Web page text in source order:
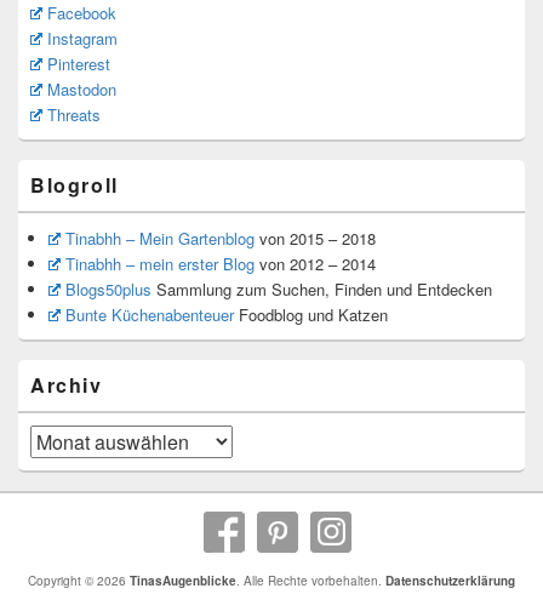
Facebook
Instagram
Pinterest
Mastodon
Threats
Blogroll
Tinabhh – Mein Gartenblogvon 2015 – 2018
Tinabhh – mein erster Blogvon 2012 – 2014
Blogs50plus Sammlung zum Suchen, Finden und Entdecken
Bunte KüchenabenteuerFoodblog und Katzen
Archiv
Archiv
Copyright © 2026 TinasAugenblicke. Alle Rechte vorbehalten. Datenschutzerklärung